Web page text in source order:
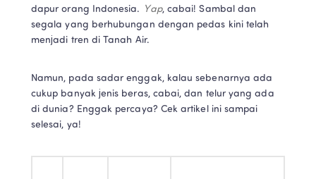
dapur orang Indonesia. Yap, cabai! Sambal dan
segala yang berhubungan dengan pedas kini telah
menjadi tren di Tanah Air.
Namun, pada sadar enggak, kalau sebenarnya ada
cukup banyak jenis beras, cabai, dan telur yang ada
di dunia? Enggak percaya? Cek artikel ini sampai
selesai, ya!